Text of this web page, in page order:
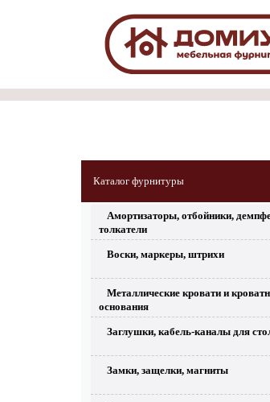
Каталог фурнитуры
Амортизаторы, отбойники,
толкатели
Воски, маркеры, штрихи
Металлические кровати и
основания
Заглушки, кабель-каналы для
Замки, защелки, магниты